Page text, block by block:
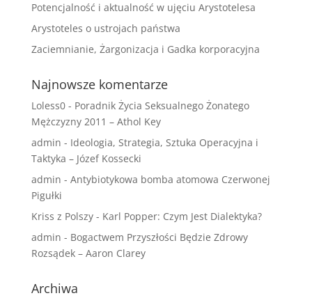
Potencjalność i aktualność w ujęciu Arystotelesa
Arystoteles o ustrojach państwa
Zaciemnianie, Żargonizacja i Gadka korporacyjna
Najnowsze komentarze
Loless0- Poradnik Życia Seksualnego Żonatego
Mężczyzny 2011 – Athol Key
admin - Ideologia, Strategia, Sztuka Operacyjna i
Taktyka – Józef Kossecki
admin - Antybiotykowa bomba atomowa Czerwonej
Pigułki
Kriss z Polszy- Karl Popper: Czym Jest Dialektyka?
admin - Bogactwem Przyszłości Będzie Zdrowy
Rozsądek – Aaron Clarey
Archiwa